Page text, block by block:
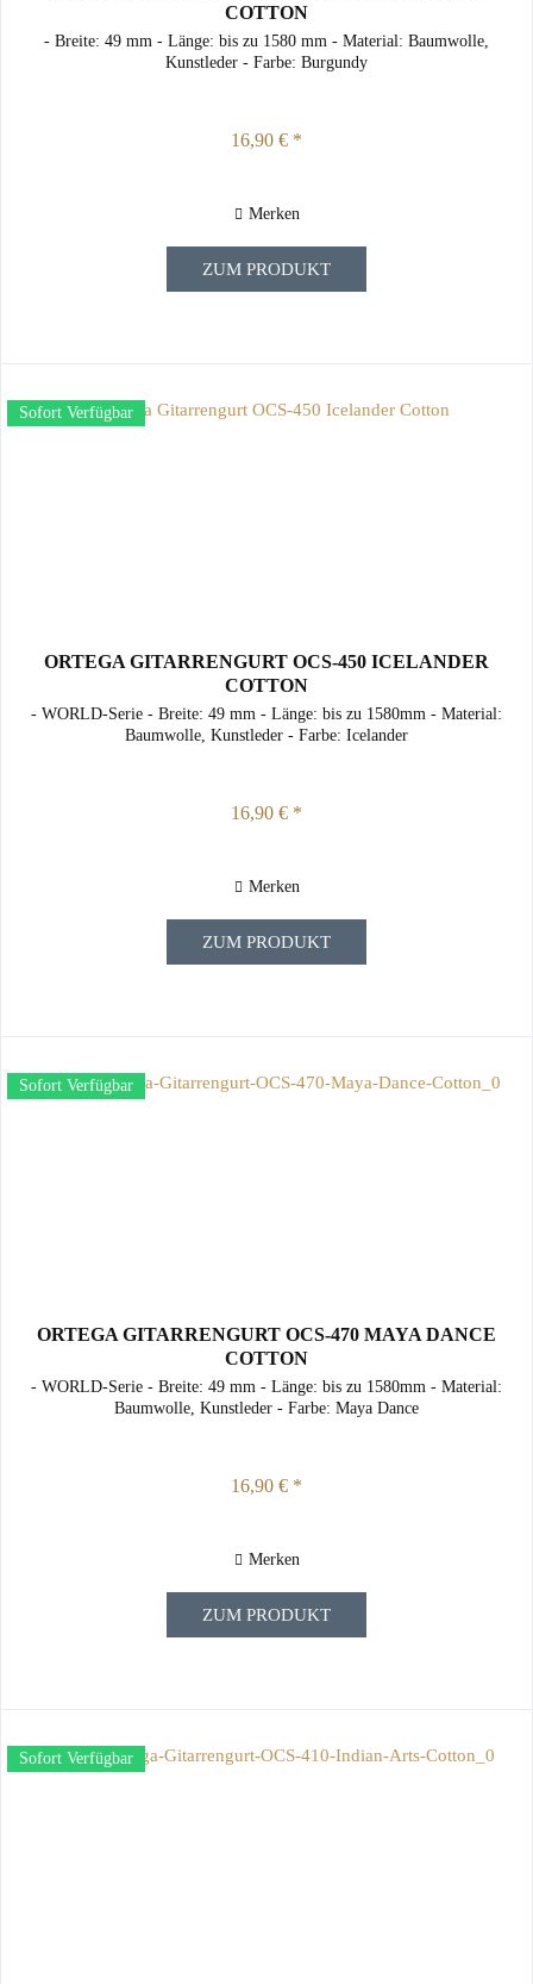
COTTON
- Breite: 49 mm - Länge: bis zu 1580 mm - Material: Baumwolle,
Kunstleder - Farbe: Burgundy
16,90 € *
Merken
ZUM PRODUKT
Sofort Verfügbar
ORTEGA GITARRENGURT OCS-450 ICELANDER
COTTON
- WORLD-Serie - Breite: 49 mm - Länge: bis zu 1580mm - Material:
Baumwolle, Kunstleder - Farbe: Icelander
16,90 € *
Merken
ZUM PRODUKT
Sofort Verfügbar
ORTEGA GITARRENGURT OCS-470 MAYA DANCE
COTTON
- WORLD-Serie - Breite: 49 mm - Länge: bis zu 1580mm - Material:
Baumwolle, Kunstleder - Farbe: Maya Dance
16,90 € *
Merken
ZUM PRODUKT
Sofort Verfügbar